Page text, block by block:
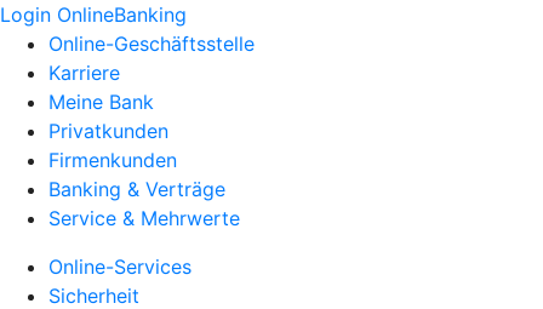
Login OnlineBanking
Online-Geschäftsstelle
Karriere
Meine Bank
Privatkunden
Firmenkunden
Banking & Verträge
Service & Mehrwerte
Online-Services
Sicherheit